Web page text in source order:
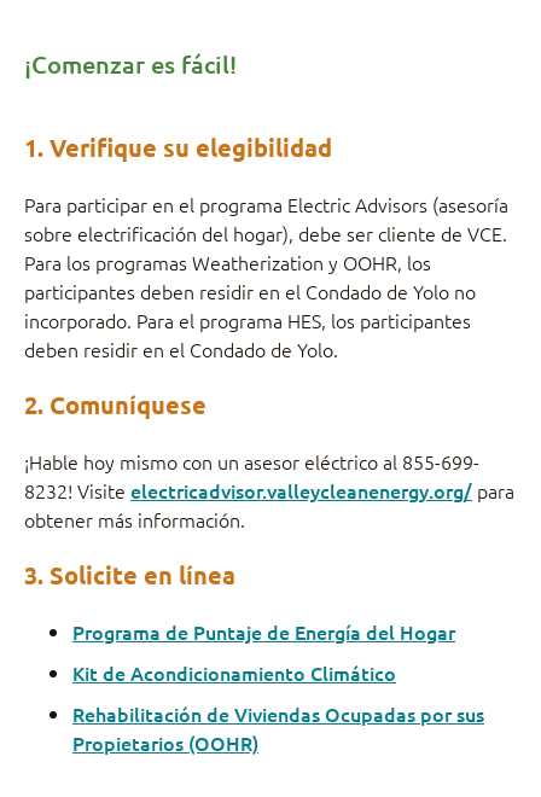
¡Comenzar es fácil!
1. Verifique su elegibilidad
Para participar en el programa Electric Advisors (asesoría
sobre electrificación del hogar), debe ser cliente de VCE.
Para los programas Weatherization y OOHR, los
participantes deben residir en el Condado de Yolo no
incorporado. Para el programa HES, los participantes
deben residir en el Condado de Yolo.
2. Comuníquese
¡Hable hoy mismo con un asesor eléctrico al 855-699-
8232! Visite electricadvisor.valleycleanenergy.org/ para
obtener más información.
3. Solicite en línea
Programa de Puntaje de Energía del Hogar
Kit de Acondicionamiento Climático
Rehabilitación de Viviendas Ocupadas por sus
Propietarios (OOHR)